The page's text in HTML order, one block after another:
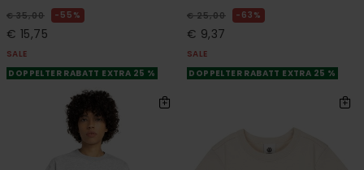
€ 35,00 55%
€ 15,75
SALE
DOPPELTER RABATT EXTRA 25 %
€ 25,00 63%
€ 9,37
SALE
DOPPELTER RABATT EXTRA 25 %